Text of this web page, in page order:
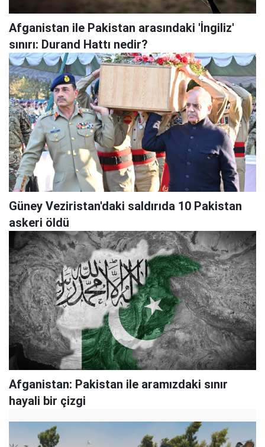
Afganistan ile Pakistan arasındaki 'İngiliz'
sınırı: Durand Hattı nedir?
Güney Veziristan'daki saldırıda 10 Pakistan
askeri öldü
Afganistan: Pakistan ile aramızdaki sınır
hayali bir çizgi